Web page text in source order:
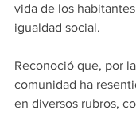
vida de los
igualdad social.
Reconoció que, por
comunidad ha
en diversos rubros,